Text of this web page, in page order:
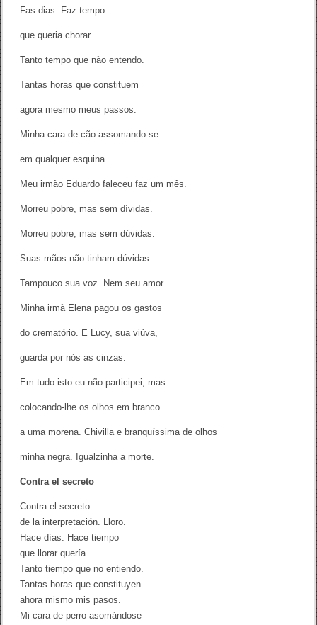
Fas dias. Faz tempo
que queria chorar.
Tanto tempo que não entendo.
Tantas horas que constituem
agora mesmo meus passos.
Minha cara de cão assomando-se
em qualquer esquina
Meu irmão Eduardo faleceu faz um mês.
Morreu pobre, mas sem dívidas.
Morreu pobre, mas sem dúvidas.
Suas mãos não tinham dúvidas
Tampouco sua voz. Nem seu amor.
Minha irmã Elena pagou os gastos
do crematório. E Lucy, sua viúva,
guarda por nós as cinzas.
Em tudo isto eu não participei, mas
colocando-lhe os olhos em branco
a uma morena. Chivilla e branquíssima de olhos
minha negra. Igualzinha a morte.
Contra el secreto
Contra el secreto
de la interpretación. Lloro.
Hace días. Hace tiempo
que llorar quería.
Tanto tiempo que no entiendo.
Tantas horas que constituyen
ahora mismo mis pasos.
Mi cara de perro asomándose